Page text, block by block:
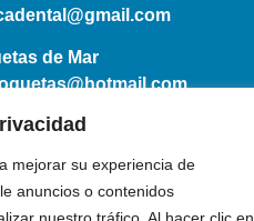
mejorar su experiencia de
anuncios o contenidos
de Mar